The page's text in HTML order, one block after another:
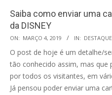
Saiba como enviar uma
da DISNEY
2019-
03-
04
ON: MARÇO 4, 2019 IN:
O post de hoje é um detalhe/
tão conhecido assim, mas que
por todos os visitantes, em
Já pensou poder enviar uma